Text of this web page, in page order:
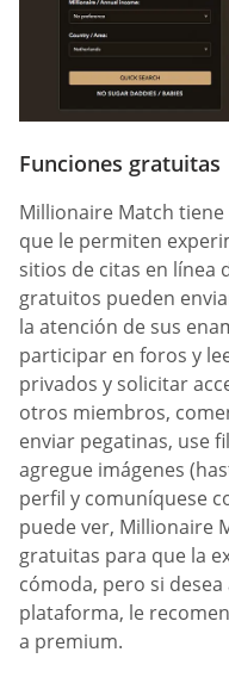
Funciones gratuitas
Millionaire Match
que le permiten
sitios de citas en línea
gratuitos pueden
la atención de sus
participar en foros y
privados y solicitar
otros miembros,
enviar pegatinas, use
agregue imágenes
perfil y comuníquese
puede ver, Millionaire
gratuitas para que la
cómoda, pero si
plataforma, le
a premium.